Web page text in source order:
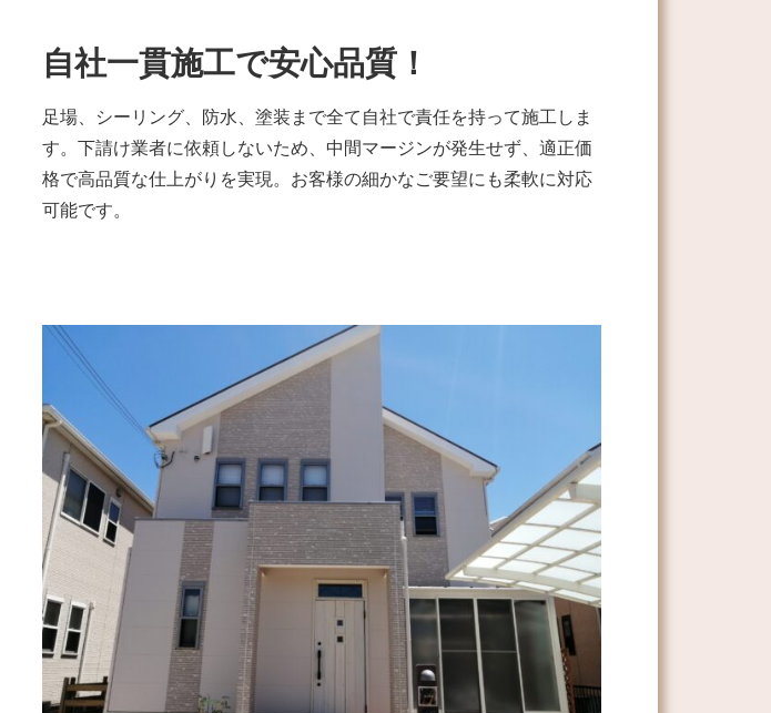
自社一貫施工で安心品質！
足場、シーリング、防水、塗装まで全て自社で責任を持って施工しま
す。下請け業者に依頼しないため、中間マージンが発生せず、適正価
格で高品質な仕上がりを実現。お客様の細かなご要望にも柔軟に対応
可能です。